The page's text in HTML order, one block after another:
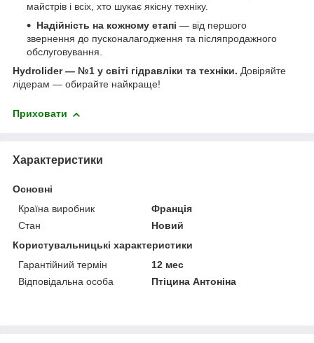
майстрів і всіх, хто шукає якісну техніку.
Надійність на кожному етапі — від першого
звернення до пусконалагодження та післяпродажного
обслуговування.
Hydrolider — №1 у світі гідравліки та техніки. Довіряйте
лідерам — обирайте найкраще!
Приховати
Характеристики
Основні
Країна виробник
Франція
Стан
Новий
Користувальницькі характеристики
Гарантійний термін
12 мес
Відповідальна особа
Птіцина Антоніна